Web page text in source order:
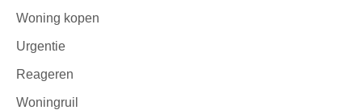
Woning kopen
Urgentie
Reageren
Woningruil